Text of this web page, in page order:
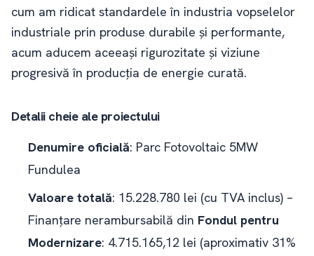
cum am ridicat standardele în industria vopselelor
industriale prin produse durabile și performante,
acum aducem aceeași rigurozitate și viziune
progresivă în producția de energie curată.
Detalii cheie ale proiectului
Denumire oficială: Parc Fotovoltaic 5MW
Fundulea
Valoare totală: 15.228.780 lei (cu TVA inclus) –
Finanțare nerambursabilă din Fondul pentru
Modernizare: 4.715.165,12 lei (aproximativ 31%